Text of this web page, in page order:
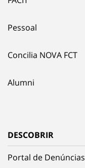
Pessoal
Concilia NOVA FCT
Alumni
DESCOBRIR
Portal de Denúncias